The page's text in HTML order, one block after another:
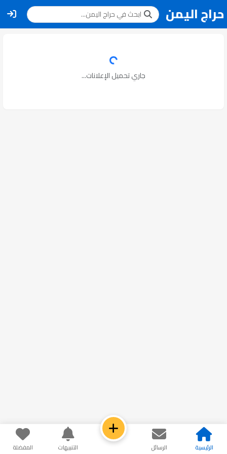
حراج اليمن
جاري تحميل الإعلانات...
الرئيسية الرسائل التنبيهات المفضلة